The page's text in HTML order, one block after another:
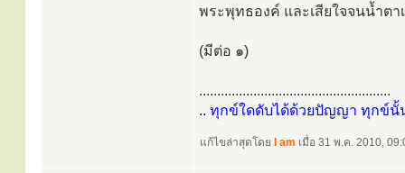
พระพุทธองค์ และเสียใจจนน้ำตา
(มีต่อ ๑)
.....................................................
.. ทุกข์ใดดับได้ด้วยปัญญา ทุกข์นั้
แก้ไขล่าสุดโดย I am เมื่อ 31 พ.ค. 2010,